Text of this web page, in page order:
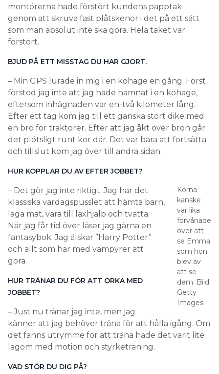
montörerna hade förstört kundens papptak
genom att skruva fast plåtskenor i det på ett sätt
som man absolut inte ska göra. Hela taket var
förstört.
BJUD PÅ ETT MISSTAG DU HAR GJORT.
– Min GPS lurade in mig i en kohage en gång. Först
förstod jag inte att jag hade hamnat i en kohage,
eftersom inhägnaden var en-två kilometer lång.
Efter ett tag kom jag till ett ganska stort dike med
en bro för traktorer. Efter att jag åkt över bron går
det plötsligt runt kor där. Det var bara att fortsätta
och tillslut kom jag över till andra sidan.
Korna
kanske
var lika
förvånade
över att
se Emma
som hon
blev av
att se
dem. Bild:
Getty
Images
HUR KOPPLAR DU AV EFTER JOBBET?
– Det gör jag inte riktigt. Jag har det
klassiska vardagspusslet att hämta barn,
laga mat, vara till läxhjälp och tvätta.
När jag får tid över läser jag gärna en
fantasybok. Jag älskar ”Harry Potter”
och allt som har med vampyrer att
göra.
HUR TRÄNAR DU FÖR ATT ORKA MED
JOBBET?
– Just nu tränar jag inte, men jag
känner att jag behöver träna för att hålla igång. Om
det fanns utrymme för att träna hade det varit lite
lagom med motion och styrketräning.
VAD STÖR DU DIG PÅ?